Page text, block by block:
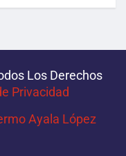
Los Derechos
Privacidad‌­
Ayala López